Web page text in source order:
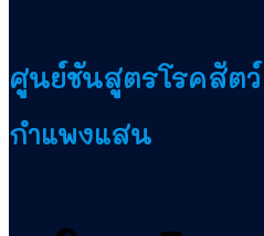
ศูนย์ชันสูตรโรคสัตว์
กำแพงแสน